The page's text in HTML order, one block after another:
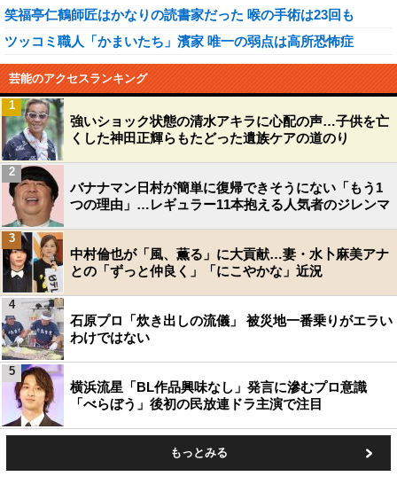
笑福亭仁鶴師匠はかなりの読書家だった 喉の手術は23回も
ツッコミ職人「かまいたち」濱家 唯一の弱点は高所恐怖症
芸能のアクセスランキング
強いショック状態の清水アキラに心配の声…子供を亡
くした神田正輝らもたどった遺族ケアの道のり
1
バナナマン日村が簡単に復帰できそうにない「もう1
つの理由」…レギュラー11本抱える人気者のジレンマ
2
中村倫也が「風、薫る」に大貢献…妻・水卜麻美アナ
との「ずっと仲良く」「にこやかな」近況
3
石原プロ「炊き出しの流儀」 被災地一番乗りがエラい
わけではない
4
横浜流星「BL作品興味なし」発言に滲むプロ意識
「べらぼう」後初の民放連ドラ主演で注目
5
もっとみる